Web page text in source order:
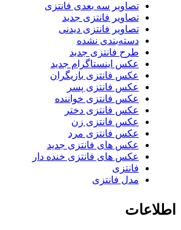
تصاویر سه بعدی فانتزی
تصاویر فانتزی جدید
تصاویر فانتزی دیدنی
دسته‌بندی نشده
طرح فانتزی جدید
عکس اینستاگرام جدید
عکس فانتزی بازیگران
عکس فانتزی پسر
عکس فانتزی خواننده
عکس فانتزی دختر
عکس فانتزی زن
عکس فانتزی مرد
عکس های فانتزی جدید
عکس های فانتزی خنده دار
فانتزی
مدل فانتزی
اطلاعات